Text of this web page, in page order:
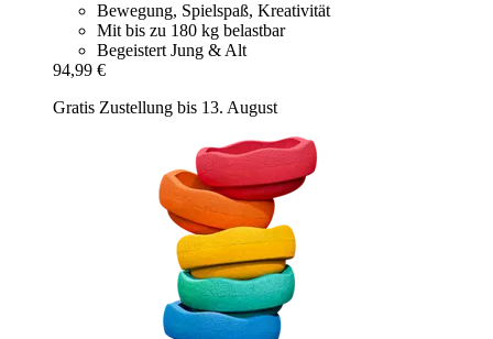
Bewegung, Spielspaß, Kreativität
Mit bis zu 180 kg belastbar
Begeistert Jung & Alt
94,99 €
Gratis Zustellung bis 13. August